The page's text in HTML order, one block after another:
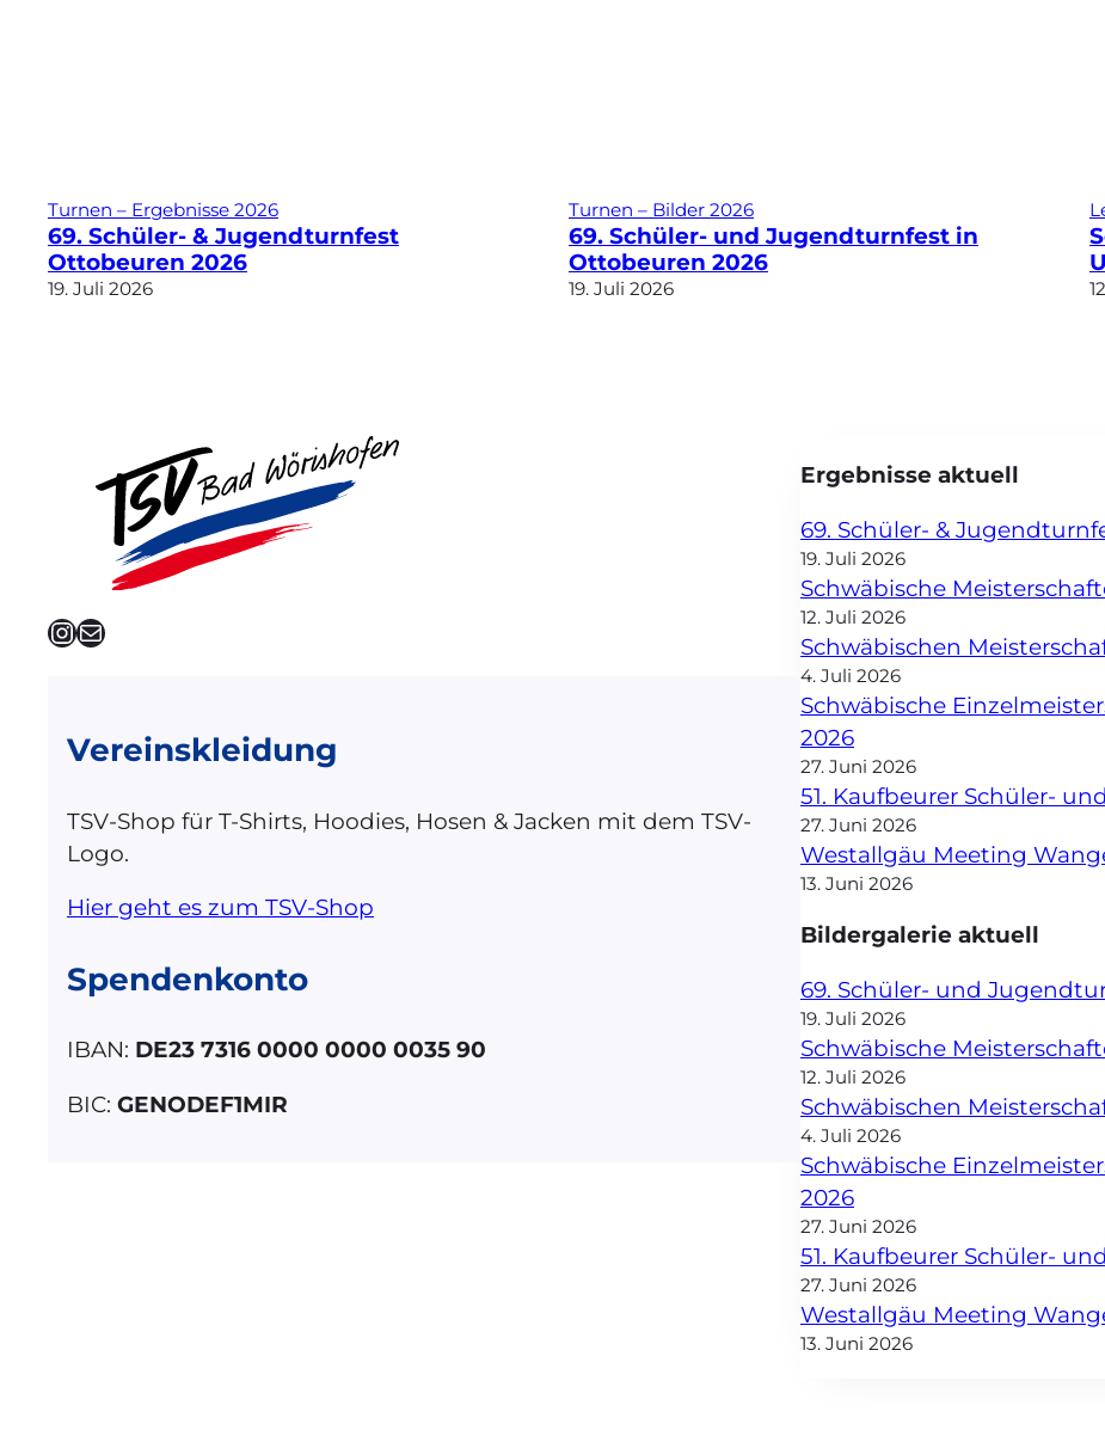
Turnen – Ergebnisse 2026
69. Schüler- & Jugendturnfest
Ottobeuren 2026
19. Juli 2026
Turnen – Bilder 2026
69. Schüler- und Jugendturnfest in
Ottobeuren 2026
19. Juli 2026
InstagramE-Mail
Vereinskleidung
TSV-Shop für T-Shirts, Hoodies, Hosen & Jacken mit dem TSV-
Logo.
Hier geht es zum TSV-Shop
Spendenkonto
IBAN: DE23 7316 0000 0000 0035 90
BIC: GENODEF1MIR
Ergebnisse aktuell
69. Schüler- &
19. Juli 2026
Schwäbische
12. Juli 2026
Schwäbischen
4. Juli 2026
Schwäbische
2026
27. Juni 2026
51. Kaufbeurer Schüler-
27. Juni 2026
Westallgäu Meeting
13. Juni 2026
Bildergalerie aktuell
69. Schüler- und
19. Juli 2026
Schwäbische
12. Juli 2026
Schwäbischen
4. Juli 2026
Schwäbische
2026
27. Juni 2026
51. Kaufbeurer Schüler-
27. Juni 2026
Westallgäu Meeting
13. Juni 2026